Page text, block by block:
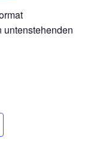
untenstehenden